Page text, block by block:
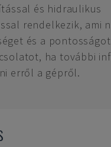
és hidraulikus
rendelkezik, ami
és a
ha további
erről a gépről.